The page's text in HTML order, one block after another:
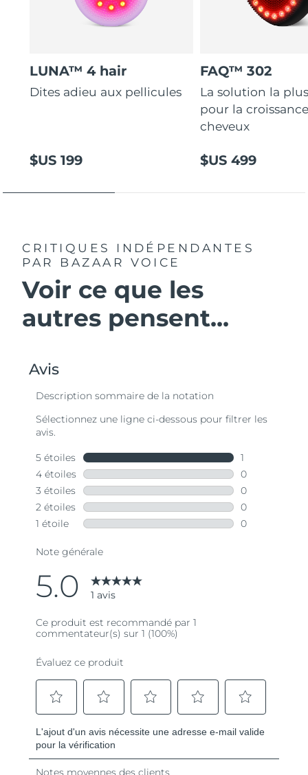
LUNA™ 4 hair
Dites adieu aux pellicules
$US 199
FAQ™ 302
La solution la
pour la
cheveux
$US 499
CRITIQUES INDÉPENDANTES
PAR BAZAAR VOICE
Voir ce que les
autres pensent...